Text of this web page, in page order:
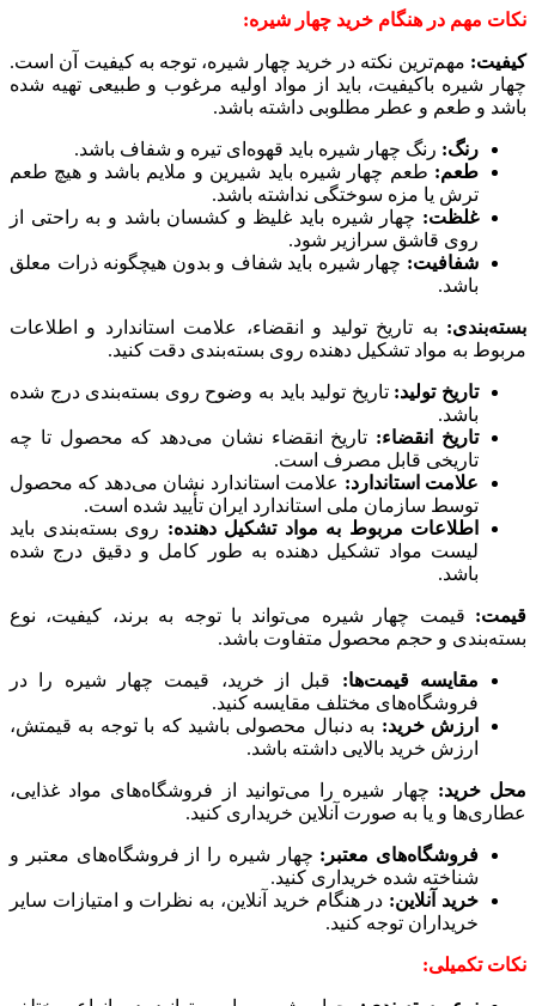
نکات مهم در هنگام خرید چهار شیره:
کیفیت: مهم‌ترین نکته در خرید چهار شیره، توجه به کیفیت آن است.
چهار شیره باکیفیت، باید از مواد اولیه مرغوب و طبیعی تهیه شده
باشد و طعم و عطر مطلوبی داشته باشد.
رنگ: رنگ چهار شیره باید قهوه‌ای تیره و شفاف باشد.
طعم: طعم چهار شیره باید شیرین و ملایم باشد و هیچ طعم
ترش یا مزه سوختگی نداشته باشد.
غلظت: چهار شیره باید غلیظ و کشسان باشد و به راحتی از
روی قاشق سرازیر شود.
شفافیت: چهار شیره باید شفاف و بدون هیچگونه ذرات معلق
باشد.
بسته‌بندی: به تاریخ تولید و انقضاء، علامت استاندارد و اطلاعات
مربوط به مواد تشکیل دهنده روی بسته‌بندی دقت کنید.
تاریخ تولید: تاریخ تولید باید به وضوح روی بسته‌بندی درج شده
باشد.
تاریخ انقضاء: تاریخ انقضاء نشان می‌دهد که محصول تا چه
تاریخی قابل مصرف است.
علامت استاندارد: علامت استاندارد نشان می‌دهد که محصول
توسط سازمان ملی استاندارد ایران تأیید شده است.
اطلاعات مربوط به مواد تشکیل دهنده: روی بسته‌بندی باید
لیست مواد تشکیل دهنده به طور کامل و دقیق درج شده
باشد.
قیمت: قیمت چهار شیره می‌تواند با توجه به برند، کیفیت، نوع
بسته‌بندی و حجم محصول متفاوت باشد.
مقایسه قیمت‌ها: قبل از خرید، قیمت چهار شیره را در
فروشگاه‌های مختلف مقایسه کنید.
ارزش خرید: به دنبال محصولی باشید که با توجه به قیمتش،
ارزش خرید بالایی داشته باشد.
محل خرید: چهار شیره را می‌توانید از فروشگاه‌های مواد غذایی،
عطاری‌ها و یا به صورت آنلاین خریداری کنید.
فروشگاه‌های معتبر: چهار شیره را از فروشگاه‌های معتبر و
شناخته شده خریداری کنید.
خرید آنلاین: در هنگام خرید آنلاین، به نظرات و امتیازات سایر
خریداران توجه کنید.
نکات تکمیلی: